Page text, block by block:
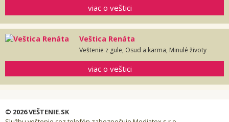
viac o veštici
Veštica Renáta
Veštenie z gule, Osud a karma, Minulé životy
viac o veštici
© 2026 VEŠTENIE.SK